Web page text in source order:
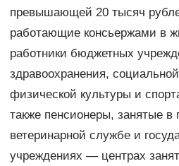
превышающей 20 тысяч
работающие консьержами в
работники бюджетных
здравоохранения,
физической культуры и
также пенсионеры, занятые в
ветеринарной службе и
учреждениях — центрах